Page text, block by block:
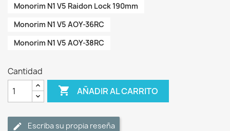
Monorim N1 V5 Raidon Lock 190mm
Monorim N1 V5 AOY-36RC
Monorim N1 V5 AOY-38RC
Cantidad
 AÑADIR AL CARRITO
Escriba su propia reseña